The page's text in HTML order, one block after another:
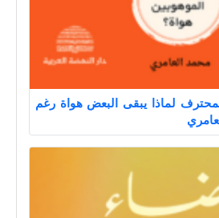
لماذا يبقى البعض هواة رغم